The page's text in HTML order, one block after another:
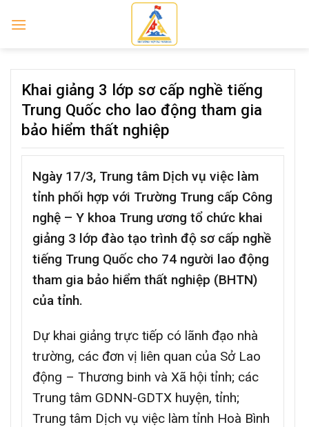
Khai giảng 3 lớp sơ cấp nghề tiếng
Trung Quốc cho lao động tham gia
bảo hiểm thất nghiệp
Ngày 17/3, Trung tâm Dịch vụ việc làm
tỉnh phối hợp với Trường Trung cấp Công
nghệ – Y khoa Trung ương tổ chức khai
giảng 3 lớp đào tạo trình độ sơ cấp nghề
tiếng Trung Quốc cho 74 người lao động
tham gia bảo hiểm thất nghiệp (BHTN)
của tỉnh.
Dự khai giảng trực tiếp có lãnh đạo nhà
trường, các đơn vị liên quan của Sở Lao
động – Thương binh và Xã hội tỉnh; các
Trung tâm GDNN-GDTX huyện, tỉnh;
Trung tâm Dịch vụ việc làm tỉnh Hoà Bình